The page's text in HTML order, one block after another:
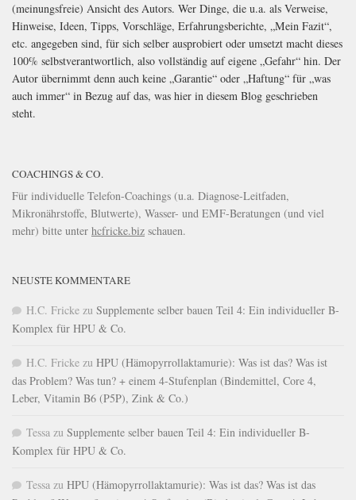
(meinungsfreie) Ansicht des Autors. Wer Dinge, die u.a. als Verweise,
Hinweise, Ideen, Tipps, Vorschläge, Erfahrungsberichte, „Mein Fazit“,
etc. angegeben sind, für sich selber ausprobiert oder umsetzt macht dieses
100% selbstverantwortlich, also vollständig auf eigene „Gefahr“ hin. Der
Autor übernimmt denn auch keine „Garantie“ oder „Haftung“ für „was
auch immer“ in Bezug auf das, was hier in diesem Blog geschrieben
steht.
COACHINGS & CO.
Für individuelle Telefon-Coachings (u.a. Diagnose-Leitfaden,
Mikronährstoffe, Blutwerte), Wasser- und EMF-Beratungen (und viel
mehr) bitte unter hcfricke.biz schauen.
NEUSTE KOMMENTARE
H.C. Fricke zu Supplemente selber bauen Teil 4: Ein individueller B-
Komplex für HPU & Co.
H.C. Fricke zu HPU (Hämopyrrollaktamurie): Was ist das? Was ist
das Problem? Was tun? + einem 4-Stufenplan (Bindemittel, Core 4,
Leber, Vitamin B6 (P5P), Zink & Co.)
Tessa zu Supplemente selber bauen Teil 4: Ein individueller B-
Komplex für HPU & Co.
Tessa zu HPU (Hämopyrrollaktamurie): Was ist das? Was ist das